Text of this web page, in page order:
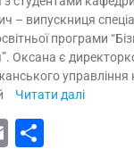
– випускниця
програми
Оксана є
управління
Читати далі
Email